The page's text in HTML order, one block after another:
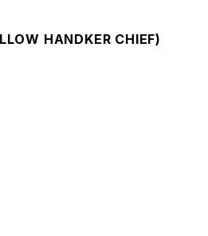
HANDKER CHIEF)